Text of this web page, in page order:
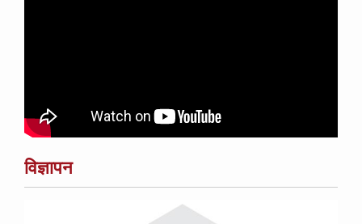
विज्ञापन